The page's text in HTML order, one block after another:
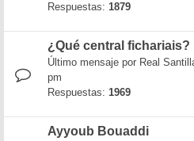
Respuestas: 1879
¿Qué central fichariais?
Último mensaje por Real
pm
Respuestas: 1969
Ayyoub Bouaddi